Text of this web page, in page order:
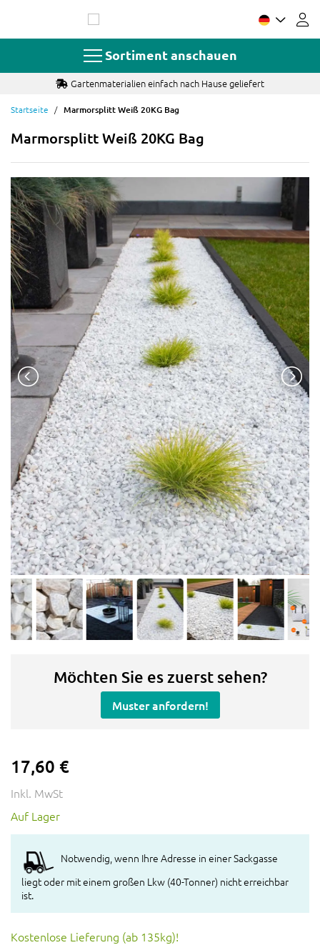
springen
Sortiment anschauen
Gartenmaterialien einfach nach Hause geliefert
Startseite Marmorsplitt Weiß 20KG Bag
Marmorsplitt Weiß 20KG Bag
Möchten Sie es zuerst sehen?
Muster anfordern!
17,60 €
Inkl. MwSt
Auf Lager
Notwendig, wenn Ihre Adresse in einer Sackgasse
liegt oder mit einem großen Lkw (40-Tonner) nicht erreichbar
ist.
Kostenlose Lieferung (ab 135kg)!